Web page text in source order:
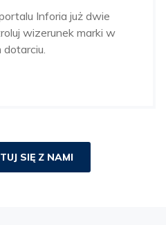
Inforia już dwie
wizerunek marki w
SIĘ Z NAMI